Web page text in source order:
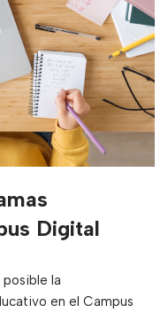
Digital
la
en el Campus